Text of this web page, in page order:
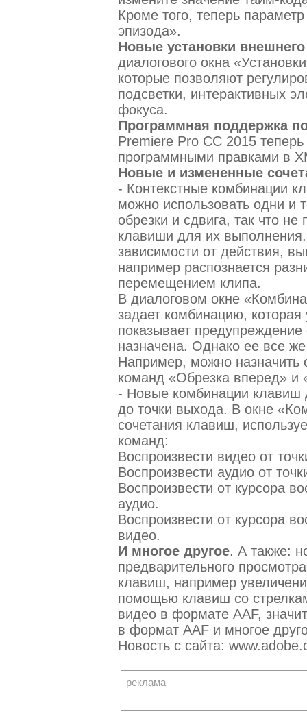
Кроме того, теперь
эпизода».
Новые установки
диалогового окна
которые позволяют
подсветки, интерактивных
фокуса.
Программная поддержка
Premiere Pro CC 2015
программными правками в
Новые и измененные
- Контекстные комбинации
можно использовать одни и
обрезки и сдвига, так что
клавиши для их
зависимости от действия,
например распознается
перемещением клипа.
В диалоговом окне
задает комбинацию,
показывает
назначена. Однако ее все
Например, можно
команд «Обрезка вперед» и
- Новые комбинации клавиш
до точки выхода. В окне
сочетания клавиш,
команд:
Воспроизвести видео от
Воспроизвести аудио от
Воспроизвести от курсора
аудио.
Воспроизвести от курсора
видео.
И многое другое. А также:
предварительного
клавиш, например
помощью клавиш со
видео в формате AAF,
в формат AAF и многое
Новость с сайта:
реклама